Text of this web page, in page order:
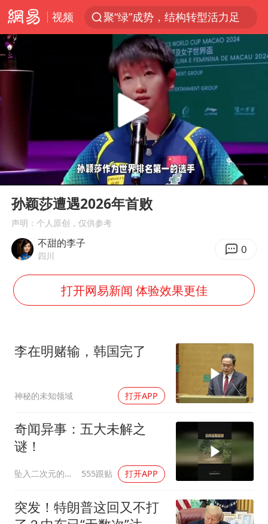
视频
聚“绿”成势，结构转型活力足
金饰克价大幅跳涨
台风“白海豚”影响中国已成定局
台风“鲸鱼”停编
李在明批驻韩美军拖延归还用地说明啥
郑国霖回应去景区上班被保安拦下
曝侯明昊违反交规被约谈
“梅姨”准确年龄仍未知
南昌一规划馆现“阴间座椅”字样
“事业单位招聘不是人情买卖”
女子利用漏洞0元买了3千台电器
中国经济展现强大韧性和活力
Play
00:00 00:53
孙颖莎遭遇2026年首败
声明：个人原创，仅供参考
不甜的李子
四川 0
打开网易新闻 体验效果更佳
李在明赌输，韩国完了
神秘的未知领域 打开APP
奇闻异事：五大未解之
谜！
坠入二次元的海洋 555跟贴 打开APP
突发！特朗普这回又不打